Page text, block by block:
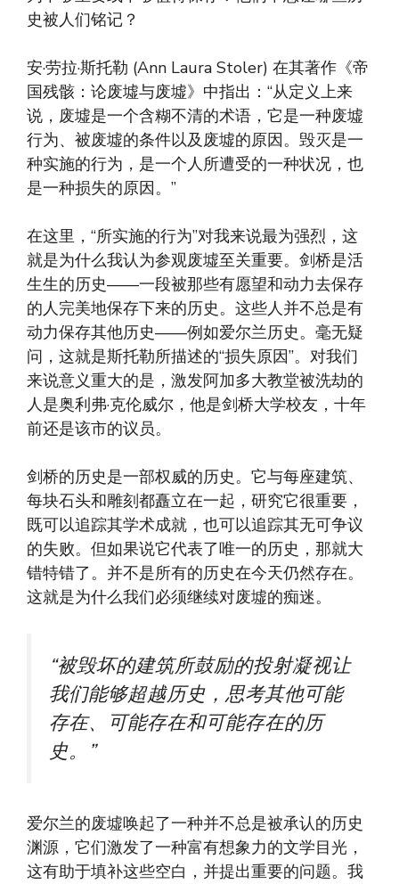
史被人们铭记？
安·劳拉·斯托勒 (Ann Laura Stoler) 在其著作《帝
国残骸：论废墟与废墟》中指出：“从定义上来
说，废墟是一个含糊不清的术语，它是一种废墟
行为、被废墟的条件以及废墟的原因。毁灭是一
种实施的行为，是一个人所遭受的一种状况，也
是一种损失的原因。”
在这里，“所实施的行为”对我来说最为强烈，这
就是为什么我认为参观废墟至关重要。剑桥是活
生生的历史——一段被那些有愿望和动力去保存
的人完美地保存下来的历史。这些人并不总是有
动力保存其他历史——例如爱尔兰历史。毫无疑
问，这就是斯托勒所描述的“损失原因”。对我们
来说意义重大的是，激发阿加多大教堂被洗劫的
人是奥利弗·克伦威尔，他是剑桥大学校友，十年
前还是该市的议员。
剑桥的历史是一部权威的历史。它与每座建筑、
每块石头和雕刻都矗立在一起，研究它很重要，
既可以追踪其学术成就，也可以追踪其无可争议
的失败。但如果说它代表了唯一的历史，那就大
错特错了。并不是所有的历史在今天仍然存在。
这就是为什么我们必须继续对废墟的痴迷。
“被毁坏的建筑所鼓励的投射凝视让
我们能够超越历史，思考其他可能
存在、可能存在和可能存在的历
史。”
爱尔兰的废墟唤起了一种并不总是被承认的历史
渊源，它们激发了一种富有想象力的文学目光，
这有助于填补这些空白，并提出重要的问题。我